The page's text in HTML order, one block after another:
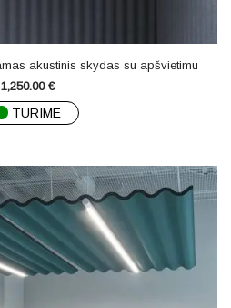
akustinis skydas su apšvietimu
1,250.00 €
TURIME